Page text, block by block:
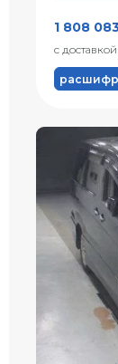
1 808
с